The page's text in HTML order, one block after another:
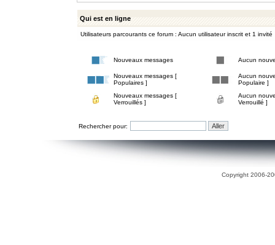
Qui est en ligne
Utilisateurs parcourants ce forum : Aucun utilisateur inscrit et 1 invité
Nouveaux messages Aucun
Nouveaux messages [
Populaires ]
Aucun
Populaire ]
Nouveaux messages [
Verrouillés ]
Aucun
Verrouillé ]
Rechercher pour:
Copyright 2006-